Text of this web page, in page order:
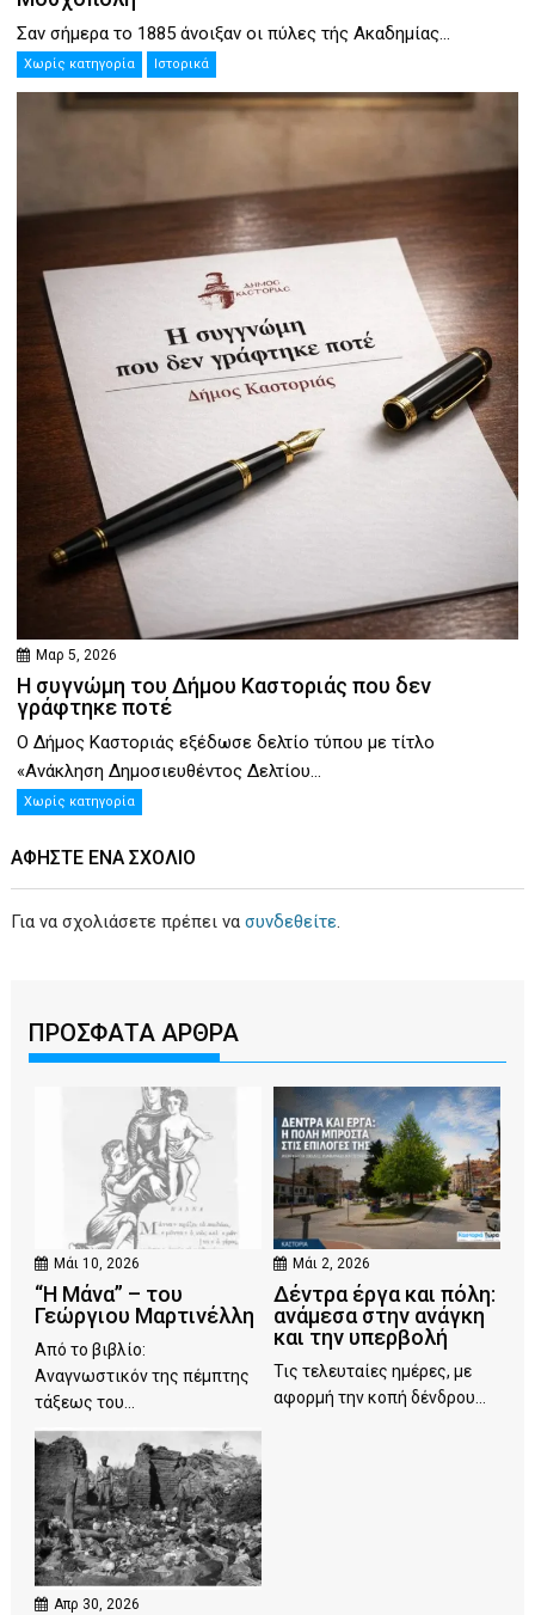
Σαν σήμερα το 1885 άνοιξαν οι πύλες τής Ακαδημίας...
Χωρίς κατηγορία Ιστορικά
Μαρ 5, 2026
Η συγνώμη του Δήμου Καστοριάς που δεν
γράφτηκε ποτέ
Ο Δήμος Καστοριάς εξέδωσε δελτίο τύπου με τίτλο
«Ανάκληση Δημοσιευθέντος Δελτίου...
Χωρίς κατηγορία
ΑΦΉΣΤΕ ΕΝΑ ΣΧΌΛΙΟ
Για να σχολιάσετε πρέπει νασυνδεθείτε.
ΠΡΟΣΦΑΤΑ ΑΡΘΡΑ
Μάι 10, 2026
“Η Μάνα” – του
Γεώργιου Μαρτινέλλη
Από το βιβλίο:
Αναγνωστικόν της πέμπτης
τάξεως του...
Μάι 2, 2026
Δέντρα έργα και πόλη:
ανάμεσα στην ανάγκη
και την υπερβολή
Τις τελευταίες ημέρες, με
αφορμή την κοπή δένδρου...
Απρ 30, 2026